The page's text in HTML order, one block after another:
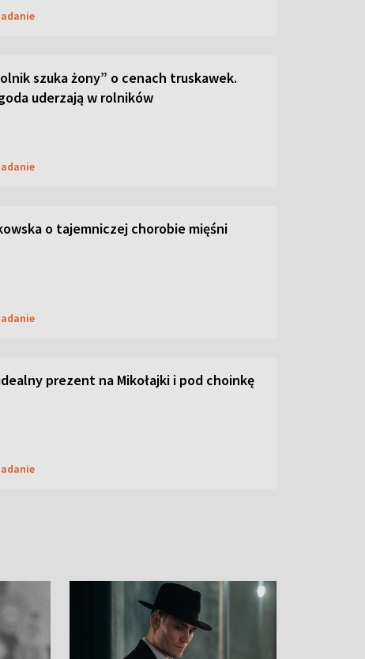
szuka żony” o cenach truskawek.
uderzają w rolników
o tajemniczej chorobie mięśni
prezent na Mikołajki i pod choinkę